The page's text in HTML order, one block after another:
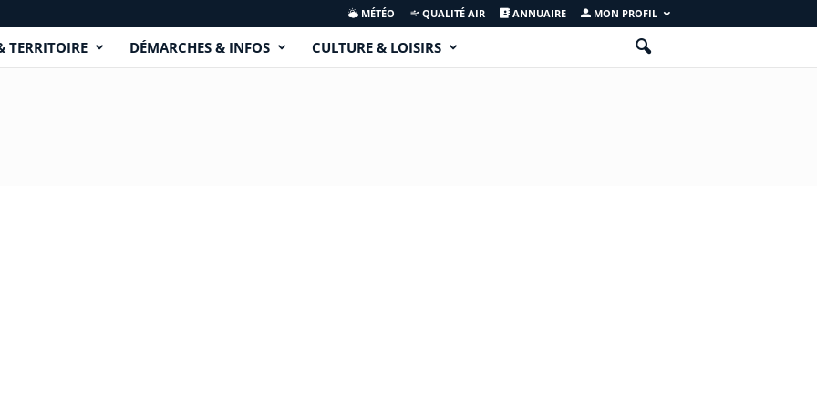
MÉTÉO QUALITÉ AIR ANNUAIRE MON PROFIL
TERRITOIRE DÉMARCHES & INFOS CULTURE & LOISIRS